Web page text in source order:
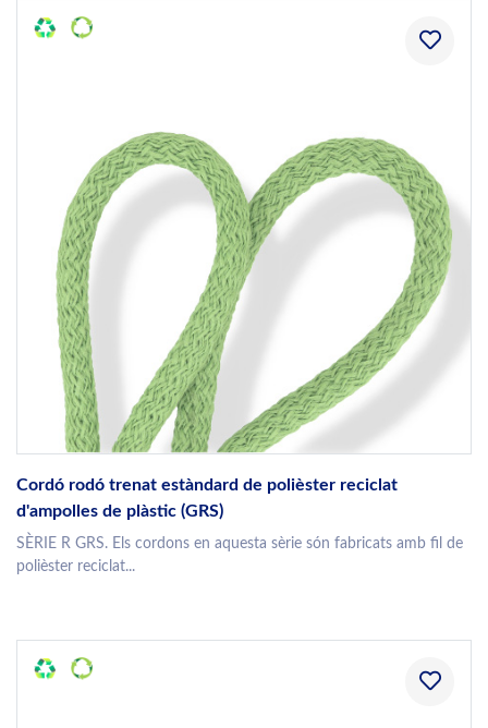
Cordó rodó trenat estàndard de polièster reciclat
d'ampolles de plàstic (GRS)
SÈRIE R GRS. Els cordons en aquesta sèrie són fabricats amb fil de
polièster reciclat...